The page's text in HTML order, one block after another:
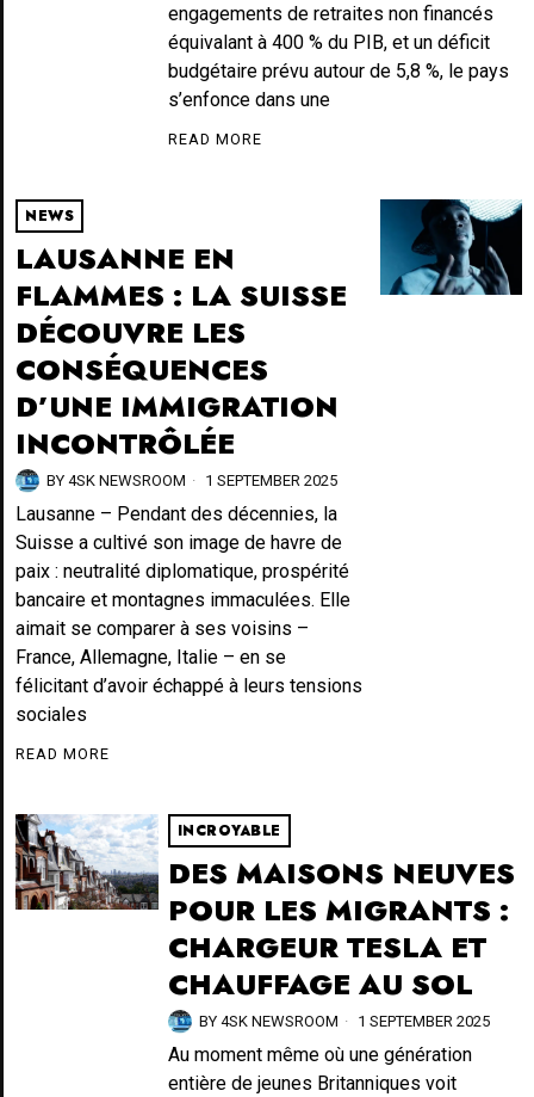
engagements de retraites non financés
équivalant à 400 % du PIB, et un déficit
budgétaire prévu autour de 5,8 %, le pays
s’enfonce dans une
READ MORE
NEWS
LAUSANNE EN
FLAMMES : LA SUISSE
DÉCOUVRE LES
CONSÉQUENCES
D’UNE IMMIGRATION
INCONTRÔLÉE
BY 4SK NEWSROOM 1 SEPTEMBER 2025
Lausanne – Pendant des décennies, la
Suisse a cultivé son image de havre de
paix : neutralité diplomatique, prospérité
bancaire et montagnes immaculées. Elle
aimait se comparer à ses voisins –
France, Allemagne, Italie – en se
félicitant d’avoir échappé à leurs tensions
sociales
READ MORE
INCROYABLE
DES MAISONS NEUVES
POUR LES MIGRANTS :
CHARGEUR TESLA ET
CHAUFFAGE AU SOL
BY 4SK NEWSROOM 1 SEPTEMBER 2025
Au moment même où une génération
entière de jeunes Britanniques voit